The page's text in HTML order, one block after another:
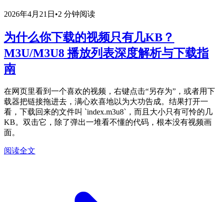
2026年4月21日 •2 分钟阅读
为什么你下载的视频只有几KB？
M3U/M3U8 播放列表深度解析与下载指
南
在网页里看到一个喜欢的视频，右键点击“另存为”，或者用下
载器把链接拖进去，满心欢喜地以为大功告成。结果打开一
看，下载回来的文件叫 `index.m3u8`，而且大小只有可怜的几
KB。双击它，除了弹出一堆看不懂的代码，根本没有视频画
面。
阅读全文